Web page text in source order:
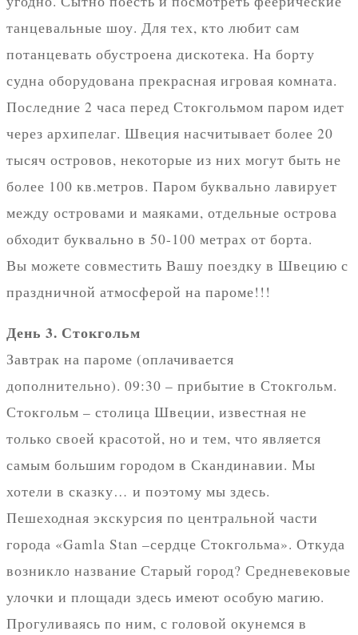
танцевальные шоу. Для тех, кто любит сам
потанцевать обустроена дискотека. На борту
судна оборудована прекрасная игровая комната.
Последние 2 часа перед Стокгольмом паром идет
через архипелаг. Швеция насчитывает более 20
тысяч островов, некоторые из них могут быть не
более 100 кв.метров. Паром буквально лавирует
между островами и маяками, отдельные острова
обходит буквально в 50-100 метрах от борта.
Вы можете совместить Вашу поездку в Швецию с
праздничной атмосферой на пароме!!!
День 3. Стокгольм
Завтрак на пароме (оплачивается
дополнительно). 09:30 – прибытие в Стокгольм.
Стокгольм – столица Швеции, известная не
только своей красотой, но и тем, что является
самым большим городом в Скандинавии. Мы
хотели в сказку… и поэтому мы здесь.
Пешеходная экскурсия по центральной части
города «Gamla Stan –сердце Стокгольма». Откуда
возникло название Старый город? Средневековые
улочки и площади здесь имеют особую магию.
Прогуливаясь по ним, с головой окунемся в